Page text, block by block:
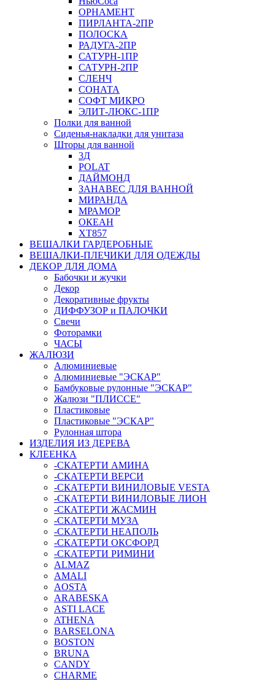
ОРНАМЕНТ
ПИРЛАНТА-2ПР
ПОЛОСКА
РАДУГА-2ПР
САТУРН-1ПР
САТУРН-2ПР
СЛЕНЧ
СОНАТА
СОФТ МИКРО
ЭЛИТ-ЛЮКС-1ПР
Полки для ванной
Сиденья-накладки для унитаза
Шторы для ванной
3Д
POLAT
ДАЙМОНД
ЗАНАВЕС ДЛЯ ВАННОЙ
МИРАНДА
МРАМОР
ОКЕАН
ХТ857
ВЕШАЛКИ ГАРДЕРОБНЫЕ
ВЕШАЛКИ-ПЛЕЧИКИ ДЛЯ ОДЕЖДЫ
ДЕКОР ДЛЯ ДОМА
Бабочки и жучки
Декор
Декоративные фрукты
ДИФФУЗОР и ПАЛОЧКИ
Свечи
Фоторамки
ЧАСЫ
ЖАЛЮЗИ
Алюминиевые
Алюминиевые "ЭСКАР"
Бамбуковые рулонные "ЭСКАР"
Жалюзи "ПЛИССЕ"
Пластиковые
Пластиковые "ЭСКАР"
Рулонная штора
ИЗДЕЛИЯ ИЗ ДЕРЕВА
КЛЕЕНКА
-СКАТЕРТИ АМИНА
-СКАТЕРТИ ВЕРСИ
-СКАТЕРТИ ВИНИЛОВЫЕ VESTA
-СКАТЕРТИ ВИНИЛОВЫЕ ЛИОН
-СКАТЕРТИ ЖАСМИН
-СКАТЕРТИ МУЗА
-СКАТЕРТИ НЕАПОЛЬ
-СКАТЕРТИ ОКСФОРД
-СКАТЕРТИ РИМИНИ
ALMAZ
AMALI
AOSTA
ARABESKA
ASTI LACE
ATHENA
BARSELONA
BOSTON
BRUNA
CANDY
CHARME